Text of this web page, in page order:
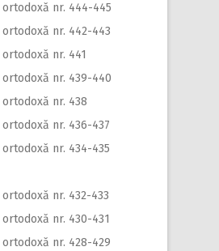
nr. 444-445
nr. 442-443
nr. 441
nr. 439-440
nr. 438
nr. 436-437
nr. 434-435
nr. 432-433
nr. 430-431
nr. 428-429